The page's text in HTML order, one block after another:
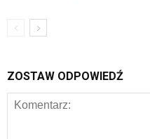
ZOSTAW ODPOWIEDŹ